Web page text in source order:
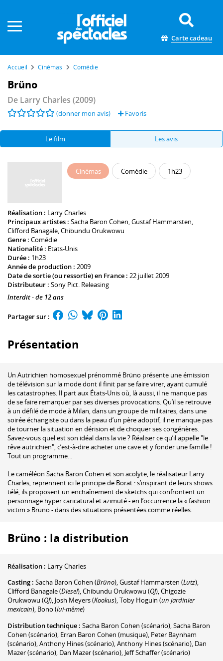
Carte cadeau
Accueil Cinémas Comédie
Brüno
De Larry Charles (2009)
(donner mon avis) Favoris
Le film Les avis
Cinémas Comédie 1h23
Réalisation : Larry Charles
Principaux artistes : Sacha Baron Cohen,Gustaf Hammarsten,
Clifford Banagale,Chibundu Orukwowu
Genre : Comédie
Nationalité : Etats-Unis
Durée : 1h23
Année de production : 2009
Date de sortie (ou ressortie) en France : 22 juillet 2009
Distributeur : Sony Pict. Releasing
Interdit - de 12 ans
Partager sur :
Présentation
Un Autrichien homosexuel prénommé Brüno présente une émission
de télévision sur la mode dont il finit par se faire virer, ayant cumulé
les catastrophes. Il part aux États-Unis où, là aussi, il ne manque pas
de se faire remarquer par ses diverses provocations. Qu’il se retrouve
à un défilé de mode à Milan, dans un groupe de militaires, dans une
soirée échangiste ou dans la peau d’un père adoptif, il ne manque pas
de tourner la situation en dérision et de choquer ses congénères.
Savez-vous quel est son idéal dans la vie ? Réaliser ce qu’il appelle "le
rêve autrichien", c’est-à-dire acheter une cave et y fonder une famille !
Tout un programme...
Le caméléon Sacha Baron Cohen et son acolyte, le réalisateur Larry
Charles, reprennent ici le principe de Borat : s’inspirant de leurs shows
télé, ils proposent un enchaînement de sketchs qui confrontent un
personnage hyper caricatural et azimuté - en l’occurrence la « fashion
victim » Brüno - dans des situations présentées comme réelles.
Brüno : la distribution
Réalisation : Larry Charles
Casting : Sacha Baron Cohen (Brüno),Gustaf Hammarsten (Lutz),
Clifford Banagale(Diesel),Chibundu Orukwowu (OJ),Chigozie
Orukwowu (OJ), Josh Meyers(Kookus),Toby Hoguin (un jardinier
mexicain), Bono (lui-même)
Distribution technique : Sacha Baron Cohen (scénario),Sacha Baron
Cohen (scénario), Erran Baron Cohen (musique), Peter Baynham
(scénario),Anthony Hines(scénario),Anthony Hines(scénario), Dan
Mazer(scénario), Dan Mazer(scénario), Jeff Schaffer(scénario)